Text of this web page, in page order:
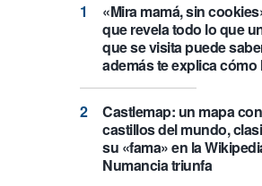
«Mira mamá, sin
que revela todo lo que
que se visita puede
además te explica cómo
Castlemap: un mapa
castillos del mundo,
su «fama» en la
Numancia triunfa